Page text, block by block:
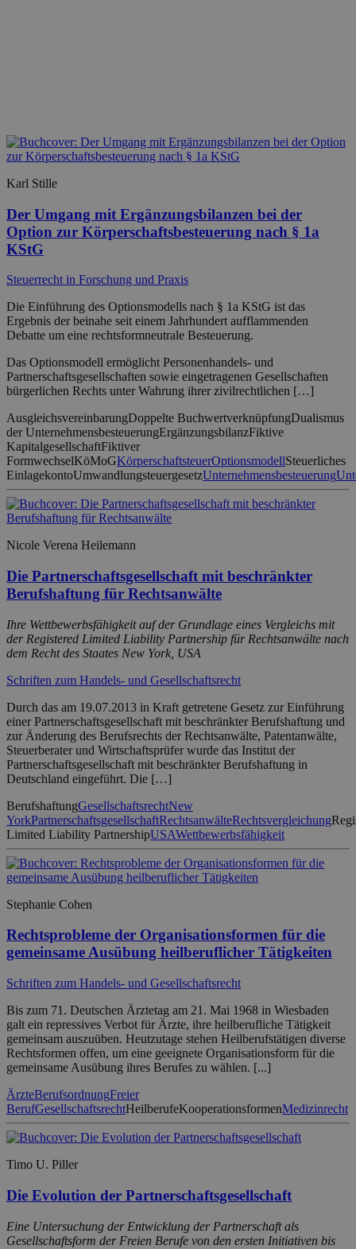
Karl Stille
Der Umgang mit Ergänzungsbilanzen bei der
Option zur Körperschaftsbesteuerung nach § 1a
KStG
Steuerrecht in Forschung und Praxis
Die Einführung des Optionsmodells nach § 1a KStG ist das
Ergebnis der beinahe seit einem Jahrhundert aufflammenden
Debatte um eine rechtsformneutrale Besteuerung.
Das Optionsmodell ermöglicht Personenhandels- und
Partnerschaftsgesellschaften sowie eingetragenen Gesellschaften
bürgerlichen Rechts unter Wahrung ihrer zivilrechtlichen […]
AusgleichsvereinbarungDoppelte BuchwertverknüpfungDualismus
der UnternehmensbesteuerungErgänzungsbilanzFiktive
KapitalgesellschaftFiktiver
FormwechselKöMoGKörperschaftsteuerOptionsmodellSteuerliches
EinlagekontoUmwandlungsteuergesetzUnternehmensbesteuerung
Nicole Verena Heilemann
Die Partnerschaftsgesellschaft mit beschränkter
Berufshaftung für Rechtsanwälte
Ihre Wettbewerbsfähigkeit auf der Grundlage eines Vergleichs mit
der Registered Limited Liability Partnership für Rechtsanwälte nach
dem Recht des Staates New York, USA
Schriften zum Handels- und Gesellschaftsrecht
Durch das am 19.07.2013 in Kraft getretene Gesetz zur Einführung
einer Partnerschaftsgesellschaft mit beschränkter Berufshaftung und
zur Änderung des Berufsrechts der Rechtsanwälte, Patentanwälte,
Steuerberater und Wirtschaftsprüfer wurde das Institut der
Partnerschaftsgesellschaft mit beschränkter Berufshaftung in
Deutschland eingeführt. Die […]
BerufshaftungGesellschaftsrechtNew
YorkPartnerschaftsgesellschaftRechtsanwälteRechtsvergleichung
Limited Liability PartnershipUSAWettbewerbsfähigkeit
Stephanie Cohen
Rechtsprobleme der Organisationsformen für die
gemeinsame Ausübung heilberuflicher Tätigkeiten
Schriften zum Handels- und Gesellschaftsrecht
Bis zum 71. Deutschen Ärztetag am 21. Mai 1968 in Wiesbaden
galt ein repressives Verbot für Ärzte, ihre heilberufliche Tätigkeit
gemeinsam auszuüben. Heutzutage stehen Heilberufstätigen diverse
Rechtsformen offen, um eine geeignete Organisationsform für die
gemeinsame Ausübung ihres Berufes zu wählen. [...]
ÄrzteBerufsordnungFreier
BerufGesellschaftsrechtHeilberufeKooperationsformenMedizinrecht
Timo U. Piller
Die Evolution der Partnerschaftsgesellschaft
Eine Untersuchung der Entwicklung der Partnerschaft als
Gesellschaftsform der Freien Berufe von den ersten Initiativen bis